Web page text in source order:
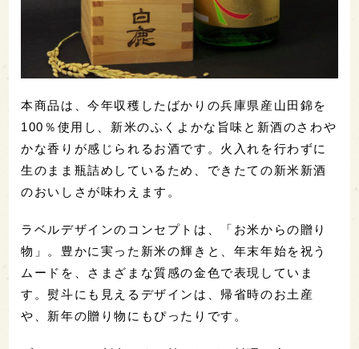
本商品は、今年収穫したばかりの兵庫県産山田錦を
100％使用し、新米のふくよかな旨味と新酒のさわや
かな香りが感じられるお酒です。火入れを行わずに
生のまま瓶詰めしているため、できたての新米新酒
のおいしさが味わえます。
ラベルデザインのコンセプトは、「お米からの贈り
物」。豊かに実った新米の輝きと、年末年始を祝う
ムードを、さまざまな質感の金色で表現していま
す。熨斗にも見えるデザインは、帰省時のお土産
や、新年の贈り物にもぴったりです。